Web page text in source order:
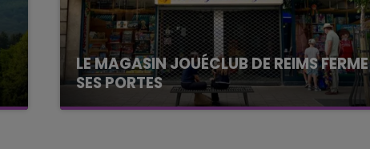
LE MAGASIN JOUÉCLUB DE REIMS FERME
SES PORTES
C'était l'une des institutions du centre-ville